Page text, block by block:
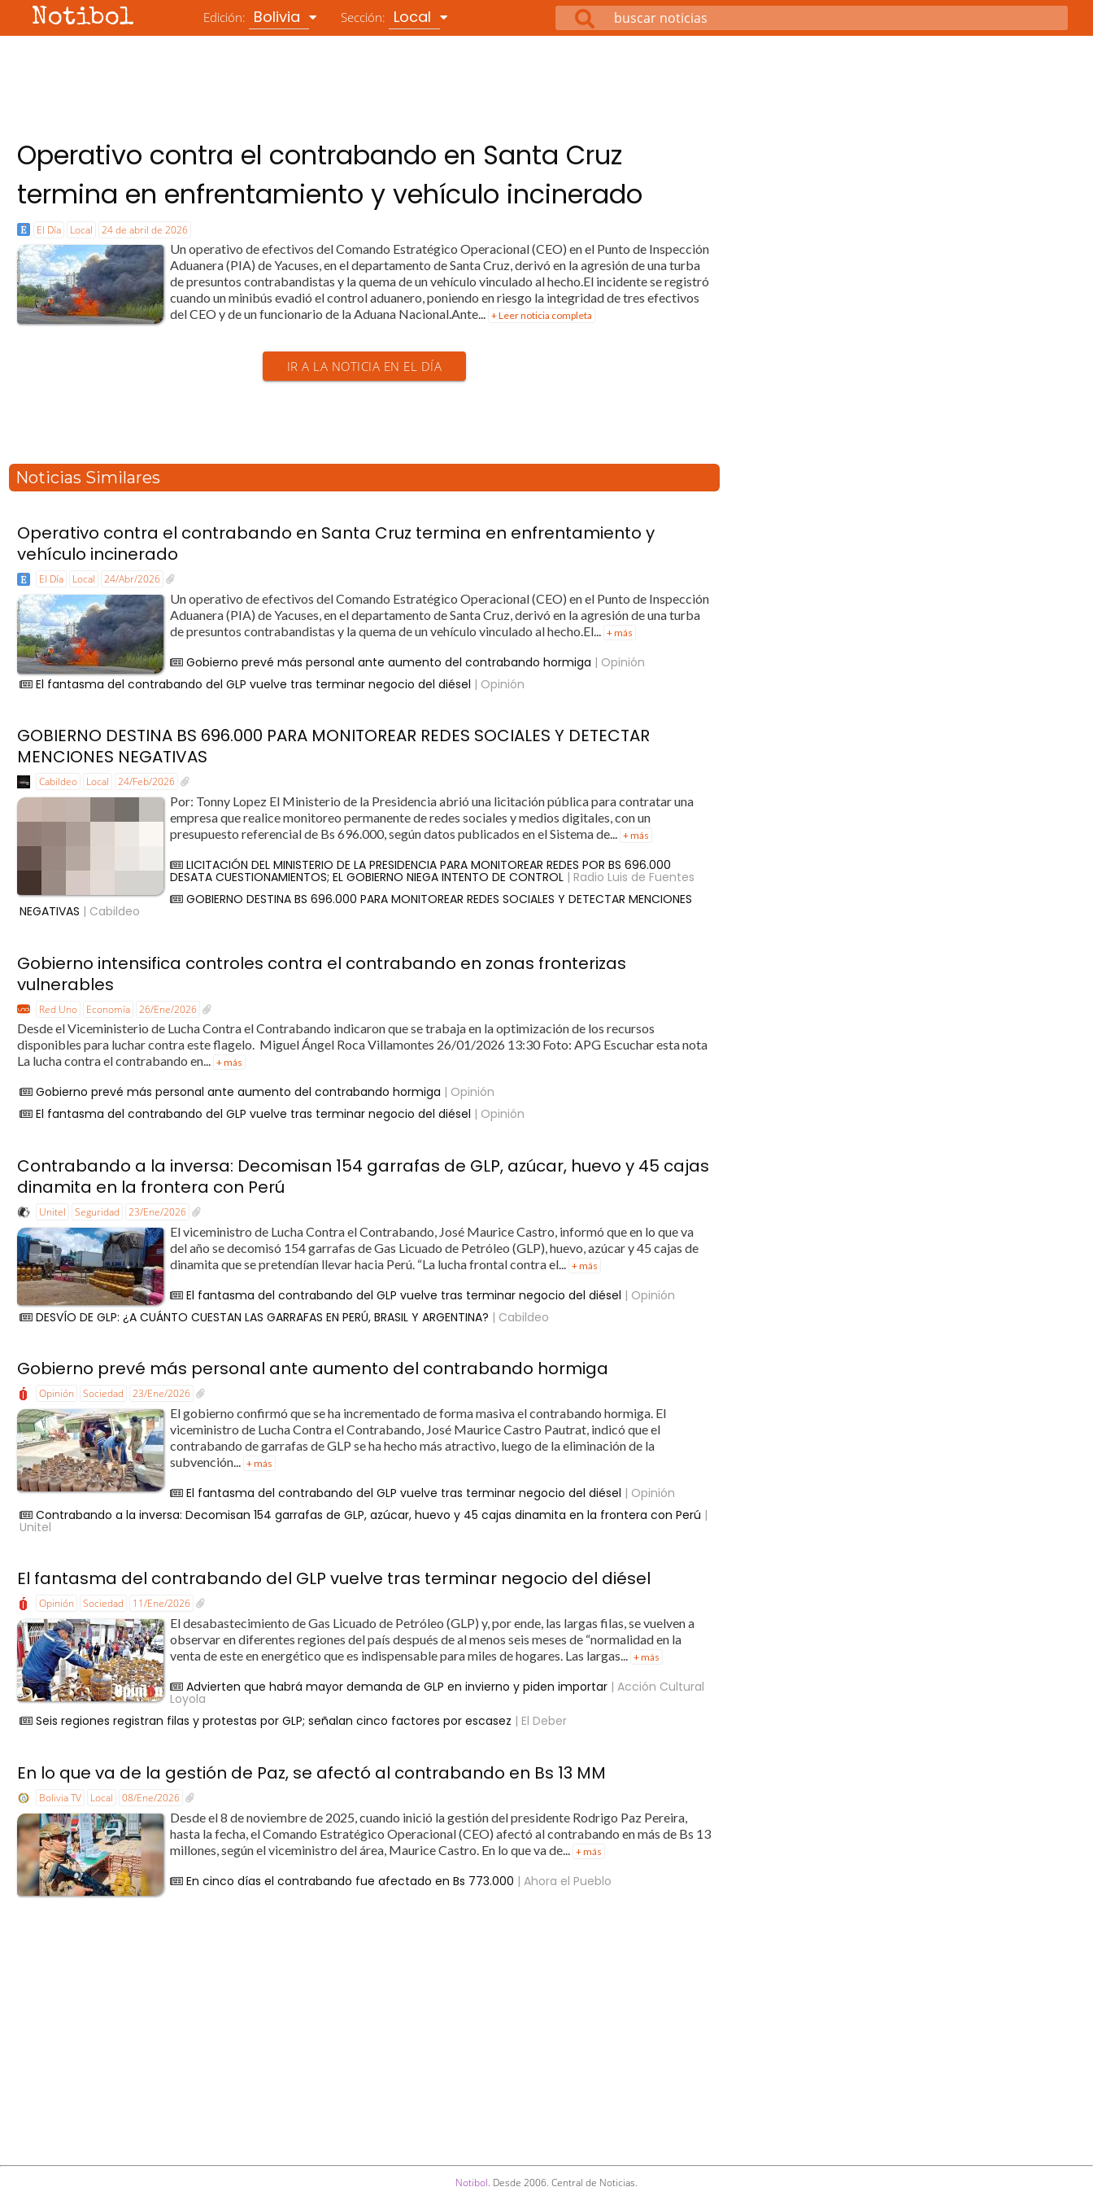
Notibol Edición: Bolivia Sección: Local
Operativo contra el contrabando en Santa Cruz
termina en enfrentamiento y vehículo incinerado
El Día Local 24 de abril de 2026
Un operativo de efectivos del Comando Estratégico Operacional (CEO) en el Punto de Inspección
Aduanera (PIA) de Yacuses, en el departamento de Santa Cruz, derivó en la agresión de una turba
de presuntos contrabandistas y la quema de un vehículo vinculado al hecho.El incidente se registró
cuando un minibús evadió el control aduanero, poniendo en riesgo la integridad de tres efectivos
del CEO y de un funcionario de la Aduana Nacional.Ante... + Leer noticia completa
IR A LA NOTICIA EN EL DÍA
Noticias Similares
Operativo contra el contrabando en Santa Cruz termina en enfrentamiento y
vehículo incinerado
El Día Local 24/Abr/2026
Un operativo de efectivos del Comando Estratégico Operacional (CEO) en el Punto de Inspección
Aduanera (PIA) de Yacuses, en el departamento de Santa Cruz, derivó en la agresión de una turba
de presuntos contrabandistas y la quema de un vehículo vinculado al hecho.El...
+ más
Gobierno prevé más personal ante aumento del contrabando hormiga | Opinión
El fantasma del contrabando del GLP vuelve tras terminar negocio del diésel | Opinión
GOBIERNO DESTINA BS 696.000 PARA MONITOREAR REDES SOCIALES Y DETECTAR
MENCIONES NEGATIVAS
Cabildeo Local 24/Feb/2026
Por: Tonny Lopez El Ministerio de la Presidencia abrió una licitación pública para contratar una
empresa que realice monitoreo permanente de redes sociales y medios digitales, con un
presupuesto referencial de Bs 696.000, según datos publicados en el Sistema de... + más
LICITACIÓN DEL MINISTERIO DE LA PRESIDENCIA PARA MONITOREAR REDES POR BS 696.000
DESATA CUESTIONAMIENTOS; EL GOBIERNO NIEGA INTENTO DE CONTROL | Radio Luis de Fuentes
GOBIERNO DESTINA BS 696.000 PARA MONITOREAR REDES SOCIALES Y DETECTAR MENCIONES
NEGATIVAS | Cabildeo
Gobierno intensifica controles contra el contrabando en zonas fronterizas
vulnerables
Red Uno Economía 26/Ene/2026
Desde el Viceministerio de Lucha Contra el Contrabando indicaron que se trabaja en la optimización de los recursos
disponibles para luchar contra este flagelo. Miguel Ángel Roca Villamontes 26/01/2026 13:30 Foto: APG Escuchar esta nota
La lucha contra el contrabando en... + más
Gobierno prevé más personal ante aumento del contrabando hormiga | Opinión
El fantasma del contrabando del GLP vuelve tras terminar negocio del diésel | Opinión
Contrabando a la inversa: Decomisan 154 garrafas de GLP, azúcar, huevo y 45 cajas
dinamita en la frontera con Perú
Unitel Seguridad 23/Ene/2026
El viceministro de Lucha Contra el Contrabando, José Maurice Castro, informó que en lo que va
del año se decomisó 154 garrafas de Gas Licuado de Petróleo (GLP), huevo, azúcar y 45 cajas de
dinamita que se pretendían llevar hacia Perú. “La lucha frontal contra el...
+ más
El fantasma del contrabando del GLP vuelve tras terminar negocio del diésel | Opinión
DESVÍO DE GLP: ¿A CUÁNTO CUESTAN LAS GARRAFAS EN PERÚ, BRASIL Y ARGENTINA? | Cabildeo
Gobierno prevé más personal ante aumento del contrabando hormiga
Opinión Sociedad 23/Ene/2026
El gobierno confirmó que se ha incrementado de forma masiva el contrabando hormiga. El
viceministro de Lucha Contra el Contrabando, José Maurice Castro Pautrat, indicó que el
contrabando de garrafas de GLP se ha hecho más atractivo, luego de la eliminación de la
subvención... + más
El fantasma del contrabando del GLP vuelve tras terminar negocio del diésel | Opinión
Contrabando a la inversa: Decomisan 154 garrafas de GLP, azúcar, huevo y 45 cajas dinamita en la frontera con Perú |
Unitel
El fantasma del contrabando del GLP vuelve tras terminar negocio del diésel
Opinión Sociedad 11/Ene/2026
El desabastecimiento de Gas Licuado de Petróleo (GLP) y, por ende, las largas filas, se vuelven a
observar en diferentes regiones del país después de al menos seis meses de “normalidad en la
venta de este en energético que es indispensable para miles de hogares. Las largas... + más
Advierten que habrá mayor demanda de GLP en invierno y piden importar | Acción Cultural
Loyola
Seis regiones registran filas y protestas por GLP; señalan cinco factores por escasez | El Deber
En lo que va de la gestión de Paz, se afectó al contrabando en Bs 13 MM
Bolivia TV Local 08/Ene/2026
Desde el 8 de noviembre de 2025, cuando inició la gestión del presidente Rodrigo Paz Pereira,
hasta la fecha, el Comando Estratégico Operacional (CEO) afectó al contrabando en más de Bs 13
millones, según el viceministro del área, Maurice Castro. En lo que va de...
+ más
En cinco días el contrabando fue afectado en Bs 773.000 | Ahora el Pueblo
Notibol. Desde 2006. Central de Noticias.